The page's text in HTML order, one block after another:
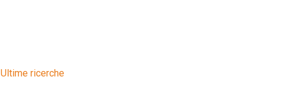
Ultime ricerche